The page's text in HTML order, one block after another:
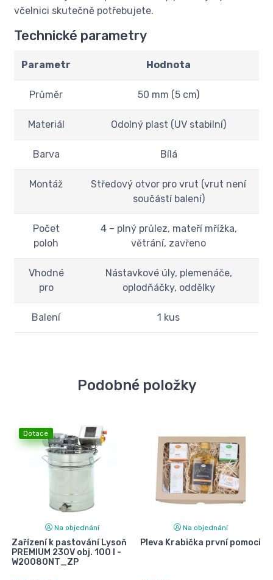
včelnici skutečně potřebujete.
Technické parametry
Parametr Hodnota
Průměr 50 mm (5 cm)
Materiál Odolný plast (UV stabilní)
Barva Bílá
Montáž
Středový otvor pro vrut (vrut není
součástí balení)
Počet
poloh
4 – plný průlez, mateří mřížka,
větrání, zavřeno
Vhodné
pro
Nástavkové úly, plemenáče,
oplodňáčky, oddělky
Balení 1 kus
Podobné položky
Dotace
Na objednání
Zařízení k pastování Lysoň
PREMIUM 230V obj. 100 l -
W20080NT_ZP
Na objednání
Pleva Krabička první pomoci